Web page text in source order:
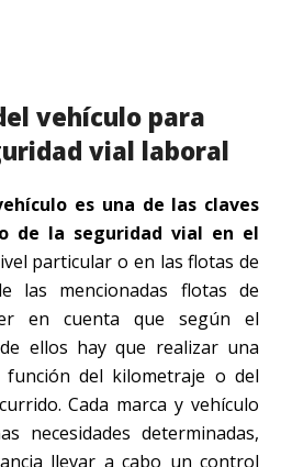
vehículo para
vial laboral
es una de las claves
de la seguridad vial en el
particular o en las flotas de
las mencionadas flotas de
en cuenta que según el
ellos hay que realizar una
del kilometraje o del
Cada marca y vehículo
necesidades determinadas,
llevar a cabo un control